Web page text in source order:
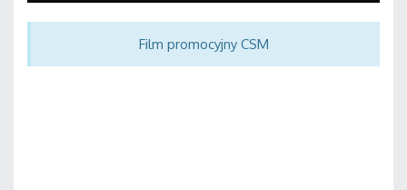
Film promocyjny CSM